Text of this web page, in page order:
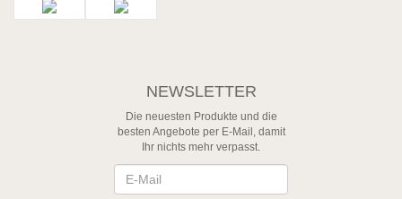
NEWSLETTER
Die neuesten Produkte und die
besten Angebote per E-Mail, damit
Ihr nichts mehr verpasst.